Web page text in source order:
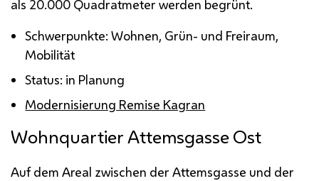
als 20.000 Quadratmeter werden begrünt.
Schwerpunkte: Wohnen, Grün- und Freiraum,
Mobilität
Status: in Planung
Modernisierung Remise Kagran
Wohnquartier Attemsgasse Ost
Auf dem Areal zwischen der Attemsgasse und der